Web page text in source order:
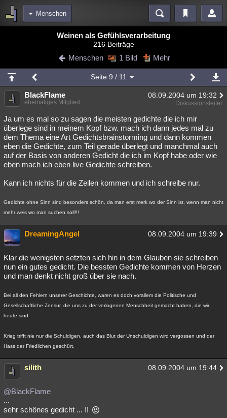
Menschen
Blogs Videos
Chat Wiki Neuigkeiten
meine Rubriken
Menschen Wissenschaft Mystery Kriminalfälle
Spiritualität Verschwörungen Technologie Ufologie
Natur Umfragen Unterhaltung
weitere Rubriken
Philosophie Träume Orte Esoterik
Astronomie Helpdesk Gruppen Gaming Filme
Übersichten
Besucht Teilgenommen Geschlossen
Lesenswert Schlüsselwörter
Weinen als Gefühlsverarbeitung
216 Beiträge
Menschen 1 Bild Mehr
Seite9 / 11
BlackFlame 08.09.2004 um 19:32
ehemaliges Mitglied Diskussionsleiter
Ja um es mal so zu sagen die meisten gedichte die ich mir
überlege sind in meinem Kopf bzw. mach ich dann jedes mal zu
dem Thema eine Art Gedichtsbrainstorming und dann kommen
eben die Gedichte, zum Teil gerade überlegt und manchmal auch
auf der Basis von anderen Gedicht die ich im Kopf habe oder wie
eben mach ich eben live Gedichte schreiben.
Kann ich nichts für die Zeilen kommen und ich schreibe nur.
Gedichte ohne Sinn sind besonders schön, da man erst merk wo der Sinn ist, wenn man nicht
mehr weis wo man suchen soll!!!
DreamingAngel 08.09.2004 um 19:39
Klar die wenigsten setzten sich hin in dem Glauben sie schreiben
nun ein gutes gedicht. Die bessten Gedichte kommen von Herzen
und man denkt nicht groß über sie nach.
Bei all den Fehlern unserer Geschichte, waren es doch vorallem die Politische und
Gesellschaftliche Zensur, die uns zu der verlogenen Menschheit gemacht haben, die wir
heute sind.
Krieg trifft nie nur die Schuldigen, auch das Blut der Unschuldigen wird vergossen und der
Hass der Friedlichen geschürt.
silith 08.09.2004 um 19:44
@BlackFlame
...
sehr schönes gedicht ... !!